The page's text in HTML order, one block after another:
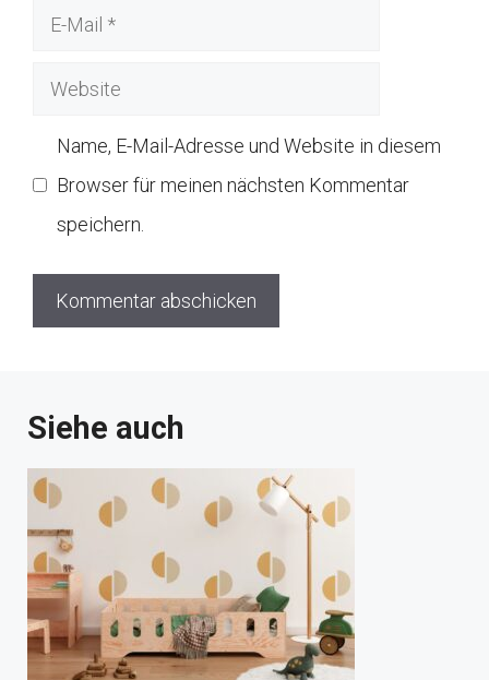
Website
Name, E-Mail-Adresse und Website in diesem
Browser für meinen nächsten Kommentar
speichern.
Siehe auch